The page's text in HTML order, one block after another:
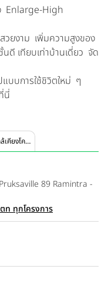
Enlarge-High
วยงาม เพิ่มความสูงของ
ดี เทียบเท่าบ้านเดี่ยว จัด
บบการใช้ชิวิตใหม่ ๆ
นี่
คียงโครงการ
89 Ramintra -
ท ทุกโครงการ